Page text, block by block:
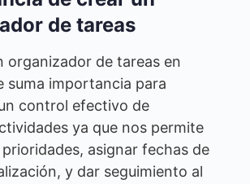
de tareas
organizador de tareas en
suma importancia para
control efectivo de
ya que nos permite
asignar fechas de
y dar seguimiento al